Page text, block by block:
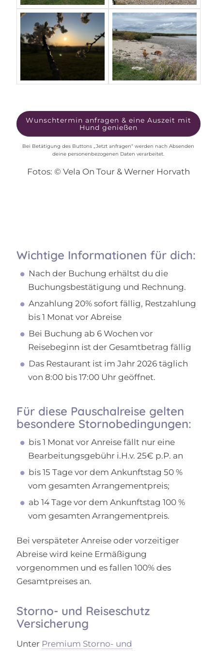
Wunschtermin anfragen & eine Auszeit mit
Hund genießen
Bei Betätigung des Buttons „Jetzt anfragen“ werden nach Absenden
deine personenbezogenen Daten verarbeitet.
Fotos: © Vela On Tour & Werner Horvath
Wichtige Informationen für dich:
Nach der Buchung erhältst du die
Buchungsbestätigung und Rechnung.
Anzahlung 20% sofort fällig, Restzahlung
bis 1 Monat vor Abreise
Bei Buchung ab 6 Wochen vor
Reisebeginn ist der Gesamtbetrag fällig
Das Restaurant ist im Jahr 2026 täglich
von 8:00 bis 17:00 Uhr geöffnet.
Für diese Pauschalreise gelten
besondere Stornobedingungen:
bis 1 Monat vor Anreise fällt nur eine
Bearbeitungsgebühr i.H.v. 25€ p.P. an
bis 15 Tage vor dem Ankunftstag 50 %
vom gesamten Arrangementpreis;
ab 14 Tage vor dem Ankunftstag 100 %
vom gesamten Arrangementpreis.
Bei verspäteter Anreise oder vorzeitiger
Abreise wird keine Ermäßigung
vorgenommen und es fallen 100% des
Gesamtpreises an.
Storno- und Reiseschutz
Versicherung
Unter Premium Storno- und